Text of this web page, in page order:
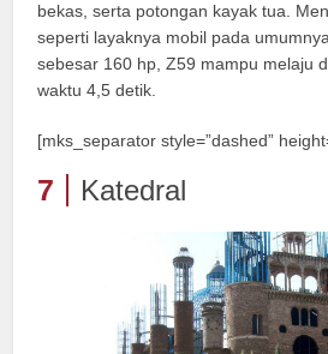
bekas, serta potongan kayak tua.
seperti layaknya mobil pada
sebesar 160 hp, Z59 mampu melaju
waktu 4,5 detik.
[mks_separator style=”dashed”
7 Katedral